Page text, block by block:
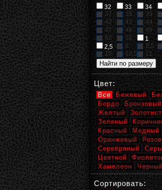
32 33 34
37
38 39
42
43 44
47
48 49
52
53 1
2,5
8 8,5
10
10,5 11
Цвет:
Все Бежевый
Бордо
Бронзовый
Желтый
Зеленый
Красный
Медный
Оранжевый
Серебряный
Цветной
Хамелеон
Черный
Сортировать: